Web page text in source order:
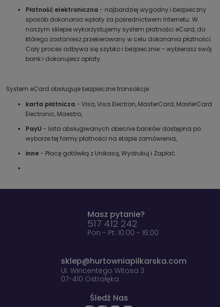
Płatność elektroniczna - najbardziej wygodny i bezpieczny
sposób dokonania wpłaty za pośrednictwem Internetu. W
naszym sklepie wykorzystujemy system płatności eCard, do
którego zostaniesz przekierowany w celu dokonania płatności.
Cały proces odbywa się szybko i bezpiecznie – wybierasz swój
bank i dokonujesz opłaty.
System eCard obsługuje bezpieczne transakcje:
karta płatnicza - Visa, Visa Electron, MasterCard, MasterCard
Electronic, Maestro,
PayU - lista obsługiwanych obecnie banków dostępna po
wyborze tej formy płatności na etapie zamówienia,
inne- Płacę gotówką z Unikasą, Wydrukuj i Zapłać.
Masz pytanie?
517 412 242
Pon - Pt: 10:00 - 16:00
sklep@hurtowniapilkarska.com
Ul. Wincentego Witosa 3
07-410 Ostrołęka
Śledź Nas